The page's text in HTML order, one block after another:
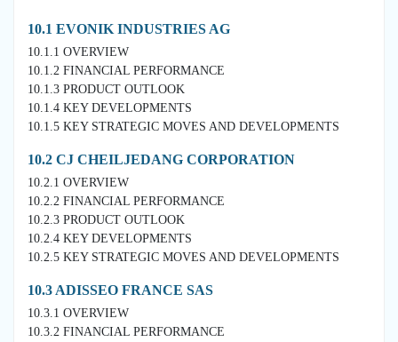
10.1 EVONIK INDUSTRIES AG
10.1.1 OVERVIEW
10.1.2 FINANCIAL PERFORMANCE
10.1.3 PRODUCT OUTLOOK
10.1.4 KEY DEVELOPMENTS
10.1.5 KEY STRATEGIC MOVES AND DEVELOPMENTS
10.2 CJ CHEILJEDANG CORPORATION
10.2.1 OVERVIEW
10.2.2 FINANCIAL PERFORMANCE
10.2.3 PRODUCT OUTLOOK
10.2.4 KEY DEVELOPMENTS
10.2.5 KEY STRATEGIC MOVES AND DEVELOPMENTS
10.3 ADISSEO FRANCE SAS
10.3.1 OVERVIEW
10.3.2 FINANCIAL PERFORMANCE